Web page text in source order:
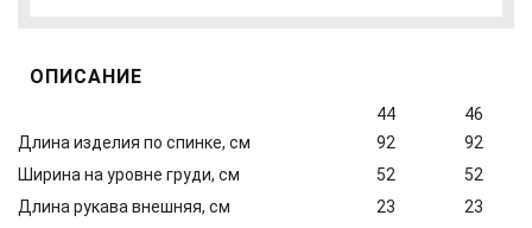
ОПИСАНИЕ
44
46
Длина изделия по спинке, см
92
92
Ширина на уровне груди, см
52
52
Длина рукава внешняя, см
23
23